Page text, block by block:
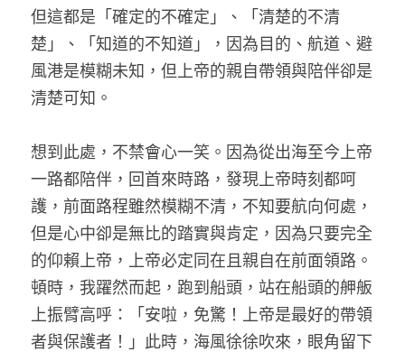
但這都是「確定的不確定」、「清楚的不清
楚」、「知道的不知道」，因為目的、航道、避
風港是模糊未知，但上帝的親自帶領與陪伴卻是
清楚可知。
想到此處，不禁會心一笑。因為從出海至今上帝
一路都陪伴，回首來時路，發現上帝時刻都呵
護，前面路程雖然模糊不清，不知要航向何處，
但是心中卻是無比的踏實與肯定，因為只要完全
的仰賴上帝，上帝必定同在且親自在前面領路。
頓時，我躍然而起，跑到船頭，站在船頭的舺舨
上振臂高呼：「安啦，免驚！上帝是最好的帶領
者與保護者！」此時，海風徐徐吹來，眼角留下